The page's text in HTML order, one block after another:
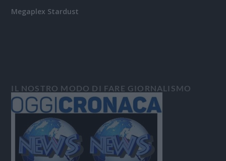
Megaplex Stardust
IL NOSTRO MODO DI FARE GIORNALISMO